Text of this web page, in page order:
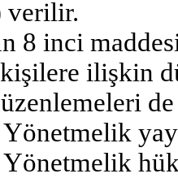
verilir.
8 inci
ilişkin